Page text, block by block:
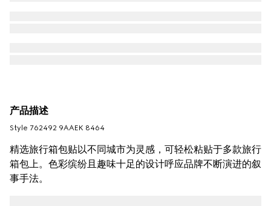
产品描述
Style ‎762492 9AAEK 8464
精选旅行箱包贴以不同城市为灵感，可轻松粘贴于多款旅行
箱包上。色彩缤纷且趣味十足的设计呼应品牌不断演进的叙
事手法。